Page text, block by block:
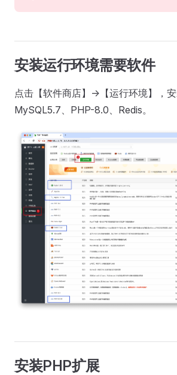
安装运行环境需要软件
点击【软件商店】->【运行环境】，安
MySQL5.7、PHP-8.0、Redis。
安装PHP扩展